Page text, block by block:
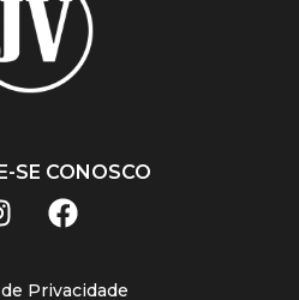
SE CONOSCO
Privacidade